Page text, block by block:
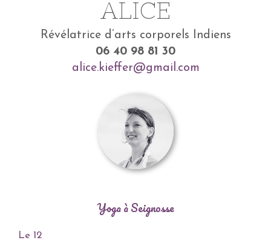
ALICE
Révélatrice d’arts corporels Indiens
06 40 98 81 30
alice.kieffer@gmail.com
Yoga à Seignosse
Le 12